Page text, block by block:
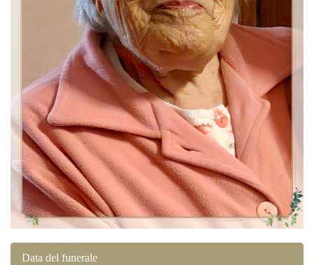
Data del funerale